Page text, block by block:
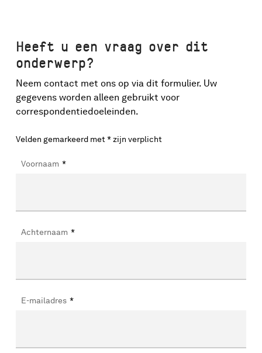
Heeft u een vraag over dit
onderwerp?
Neem contact met ons op via dit formulier. Uw
gegevens worden alleen gebruikt voor
correspondentiedoeleinden.
Velden gemarkeerd met * zijn verplicht
Voornaam *
Achternaam *
E-mailadres *